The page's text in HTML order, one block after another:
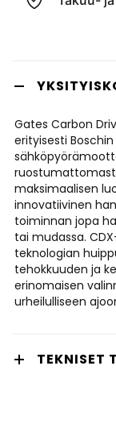
Gates Carbon
erityisesti
maksimaalisen
innovatiivinen
toiminnan jopa
tai mudassa.
teknologian
tehokkuuden ja
erinomaisen
urheilulliseen
TEKNISET